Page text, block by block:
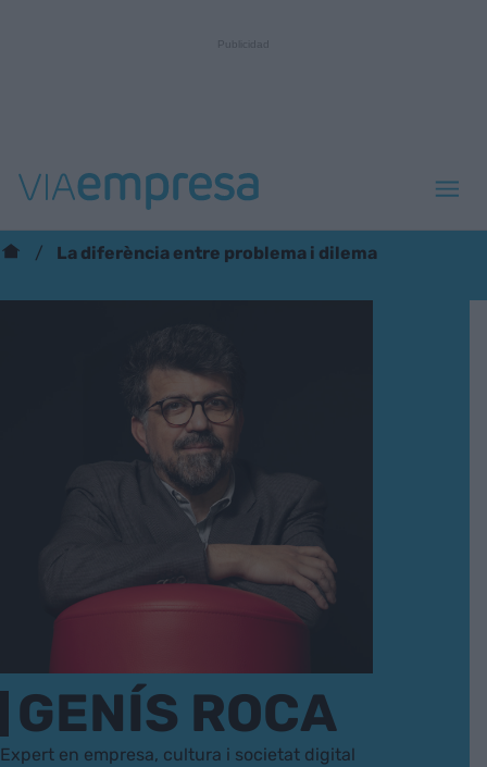
La diferència entre problema i dilema
GENÍS ROCA
Expert en empresa, cultura i societat digital